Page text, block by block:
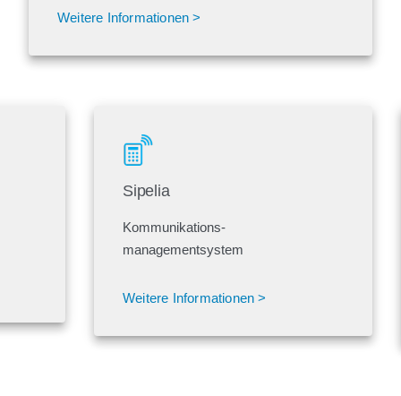
Weitere Informationen >
Sipelia
Kommunikations-
managementsystem
Weitere Informationen >